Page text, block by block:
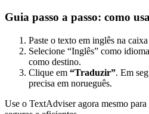
Guia passo a passo: como
Paste o texto em inglês na
Selecione “Inglês” como
como destino.
Clique em “Traduzir”. Em
precisa em norueguês.
Use o TextAdviser agora mesmo para